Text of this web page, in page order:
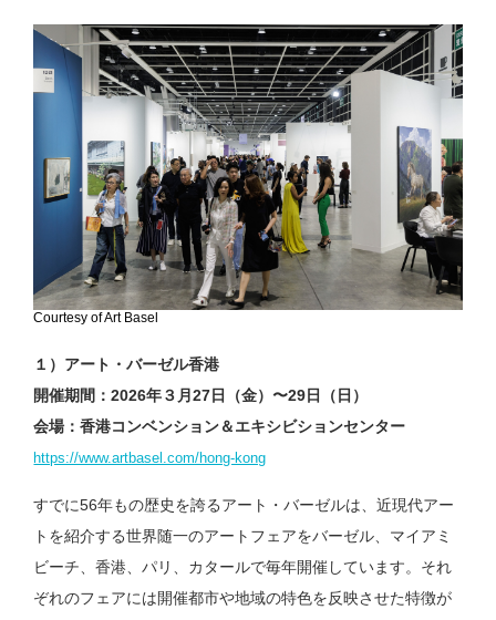
Courtesy of Art Basel
１）アート・バーゼル香港
開催期間：2026年３月27日（金）〜29日（日）
会場：香港コンベンション＆エキシビションセンター
https://www.artbasel.com/hong-kong
すでに56年もの歴史を誇るアート・バーゼルは、近現代アー
トを紹介する世界随一のアートフェアをバーゼル、マイアミ
ビーチ、香港、パリ、カタールで毎年開催しています。それ
ぞれのフェアには開催都市や地域の特色を反映させた特徴が